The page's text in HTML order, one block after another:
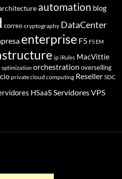
automation blog
correo cryptography DataCenter
enterprise F5 F5 EM
ip iRules MacVittie
optimization orchestration overselling
private cloud computing Reseller SDC
HSaaSServidores VPS